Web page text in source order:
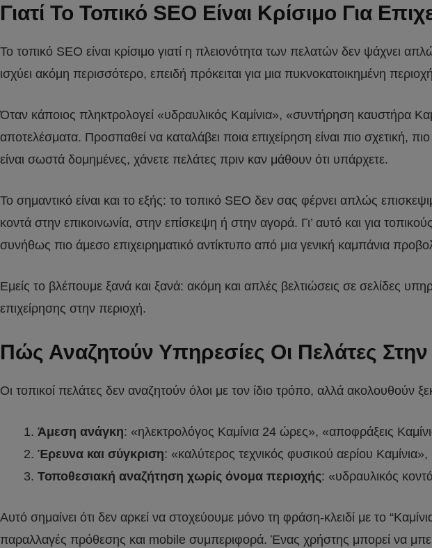
Γιατί Το Τοπικό SEO Είναι Κρίσιμο Για
Το τοπικό SEO είναι κρίσιμο γιατί η πλειονότητα των πελατών δεν ψάχνει
ισχύει ακόμη περισσότερο, επειδή πρόκειται για μια πυκνοκατοικημένη
Όταν κάποιος πληκτρολογεί «υδραυλικός Καμίνια», «συντήρηση καυστήρα
αποτελέσματα. Προσπαθεί να καταλάβει ποια επιχείρηση είναι πιο σχετική,
είναι σωστά δομημένες, χάνετε πελάτες πριν καν μάθουν ότι υπάρχετε.
Το σημαντικό είναι και το εξής: το τοπικό SEO δεν σας φέρνει απλώς
κοντά στην επικοινωνία, στην επίσκεψη ή στην αγορά. Γι’ αυτό και για
συνήθως πιο άμεσο επιχειρηματικό αντίκτυπο από μια γενική καμπάνια
Εμείς το βλέπουμε ξανά και ξανά: ακόμη και απλές βελτιώσεις σε σελίδες
επιχείρησης στην περιοχή.
Πώς Αναζητούν Υπηρεσίες Οι Πελάτες Στην
Οι τοπικοί πελάτες δεν αναζητούν όλοι με τον ίδιο τρόπο, αλλά ακολουθούν
Άμεση ανάγκη: «ηλεκτρολόγος Καμίνια 24 ώρες», «αποφράξεις
Έρευνα και σύγκριση: «καλύτερος τεχνικός φυσικού αερίου Καμίνια»,
Τοποθεσιακή αναζήτηση χωρίς όνομα περιοχής: «υδραυλικός
Αυτό σημαίνει ότι δεν αρκεί να στοχεύουμε μόνο τη φράση-κλειδί με το
παραλλαγές πρόθεσης και mobile συμπεριφορά. Ένας χρήστης μπορεί να μπει